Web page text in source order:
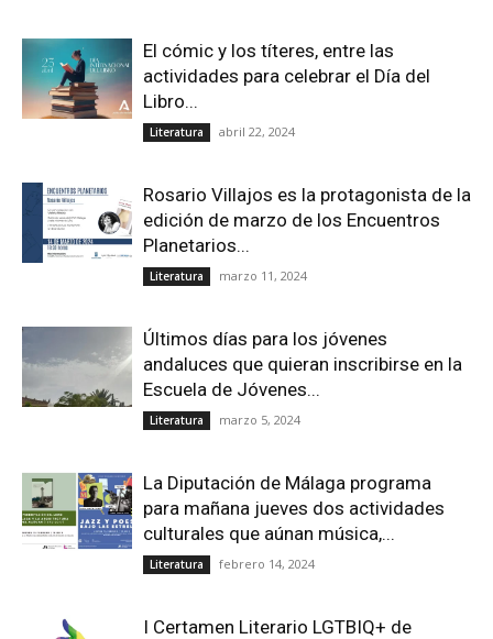
El cómic y los títeres, entre las
actividades para celebrar el Día del
Libro...
Literatura abril 22, 2024
Rosario Villajos es la protagonista de la
edición de marzo de los Encuentros
Planetarios...
Literatura marzo 11, 2024
Últimos días para los jóvenes
andaluces que quieran inscribirse en la
Escuela de Jóvenes...
Literatura marzo 5, 2024
La Diputación de Málaga programa
para mañana jueves dos actividades
culturales que aúnan música,...
Literatura febrero 14, 2024
I Certamen Literario LGTBIQ+ de